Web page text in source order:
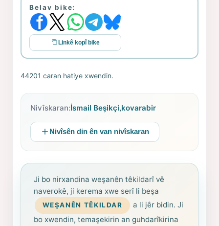
Belav bike:
Linkê kopî bike
44201 caran hatiye xwendin.
Nivîskaran:İsmail Beşikçi,kovarabir
Nivîsên din ên van nivîskaran
Ji bo nirxandina weşanên têkildarî vê
naverokê, ji kerema xwe serî li beşa
WEŞANÊN TÊKILDAR
a li jêr bidin. Ji
bo xwendin, temaşekirin an guhdarîkirina